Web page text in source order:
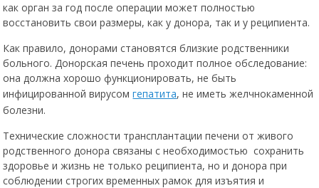
как орган за год после операции может полностью
восстановить свои размеры, как у донора, так и у реципиента.
Как правило, донорами становятся близкие родственники
больного. Донорская печень проходит полное обследование:
она должна хорошо функционировать, не быть
инфицированной вирусомгепатита, не иметь желчнокаменной
болезни.
Технические сложности трансплантации печени от живого
родственного донора связаны с необходимостью сохранить
здоровье и жизнь не только реципиента, но и донора при
соблюдении строгих временных рамок для изъятия и